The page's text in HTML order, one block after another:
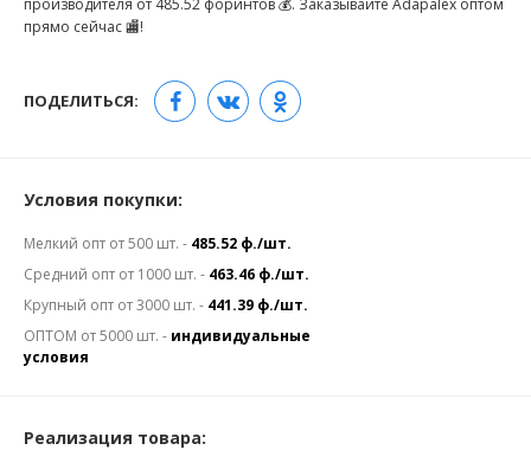
производителя от 485.52 форинтов 💰. Заказывайте Adapalex оптом
прямо сейчас 🏬!
ПОДЕЛИТЬСЯ:
Условия покупки:
Мелкий опт от 500 шт. - 485.52 ф./шт.
Средний опт от 1000 шт. - 463.46 ф./шт.
Крупный опт от 3000 шт. - 441.39 ф./шт.
ОПТОМ от 5000 шт. - индивидуальные
условия
Реализация товара: